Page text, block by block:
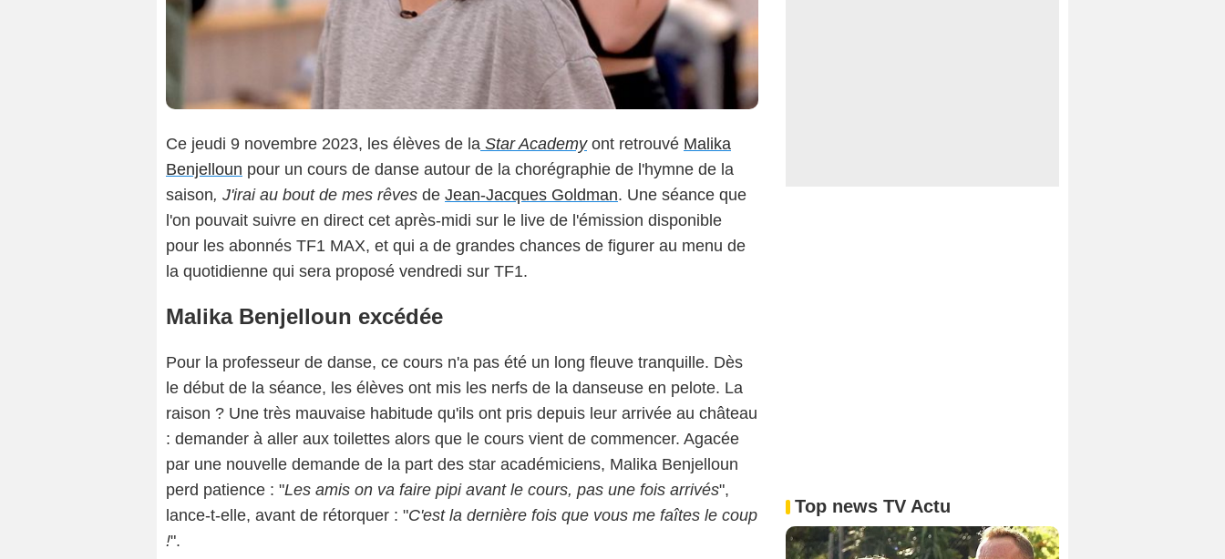
Ce jeudi 9 novembre 2023, les élèves de la Star Academyont retrouvé Malika
Benjelloun pour un cours de danse autour de la chorégraphie de l'hymne de la
saison, J'irai au bout de mes rêves de Jean-Jacques Goldman. Une séance que
l'on pouvait suivre en direct cet après-midi sur le live de l'émission disponible
pour les abonnés TF1 MAX, et qui a de grandes chances de figurer au menu de
la quotidienne qui sera proposé vendredi sur TF1.
Malika Benjelloun excédée
Pour la professeur de danse, ce cours n'a pas été un long fleuve tranquille. Dès
le début de la séance, les élèves ont mis les nerfs de la danseuse en pelote. La
raison ? Une très mauvaise habitude qu'ils ont pris depuis leur arrivée au château
: demander à aller aux toilettes alors que le cours vient de commencer. Agacée
par une nouvelle demande de la part des star académiciens, Malika Benjelloun
perd patience : "Les amis on va faire pipi avant le cours, pas une fois arrivés",
lance-t-elle, avant de rétorquer : "C'est la dernière fois que vous me faîtes le coup
!".
Top news TV Actu